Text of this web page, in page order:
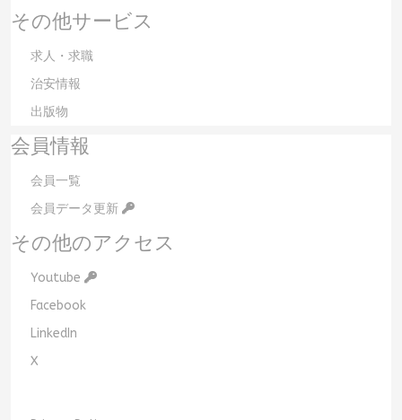
その他サービス
求人・求職
治安情報
出版物
会員情報
会員一覧
会員データ更新
その他のアクセス
Youtube
Facebook
LinkedIn
X